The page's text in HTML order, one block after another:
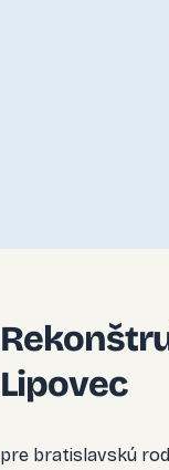
Lipovec
pre bratislavskú